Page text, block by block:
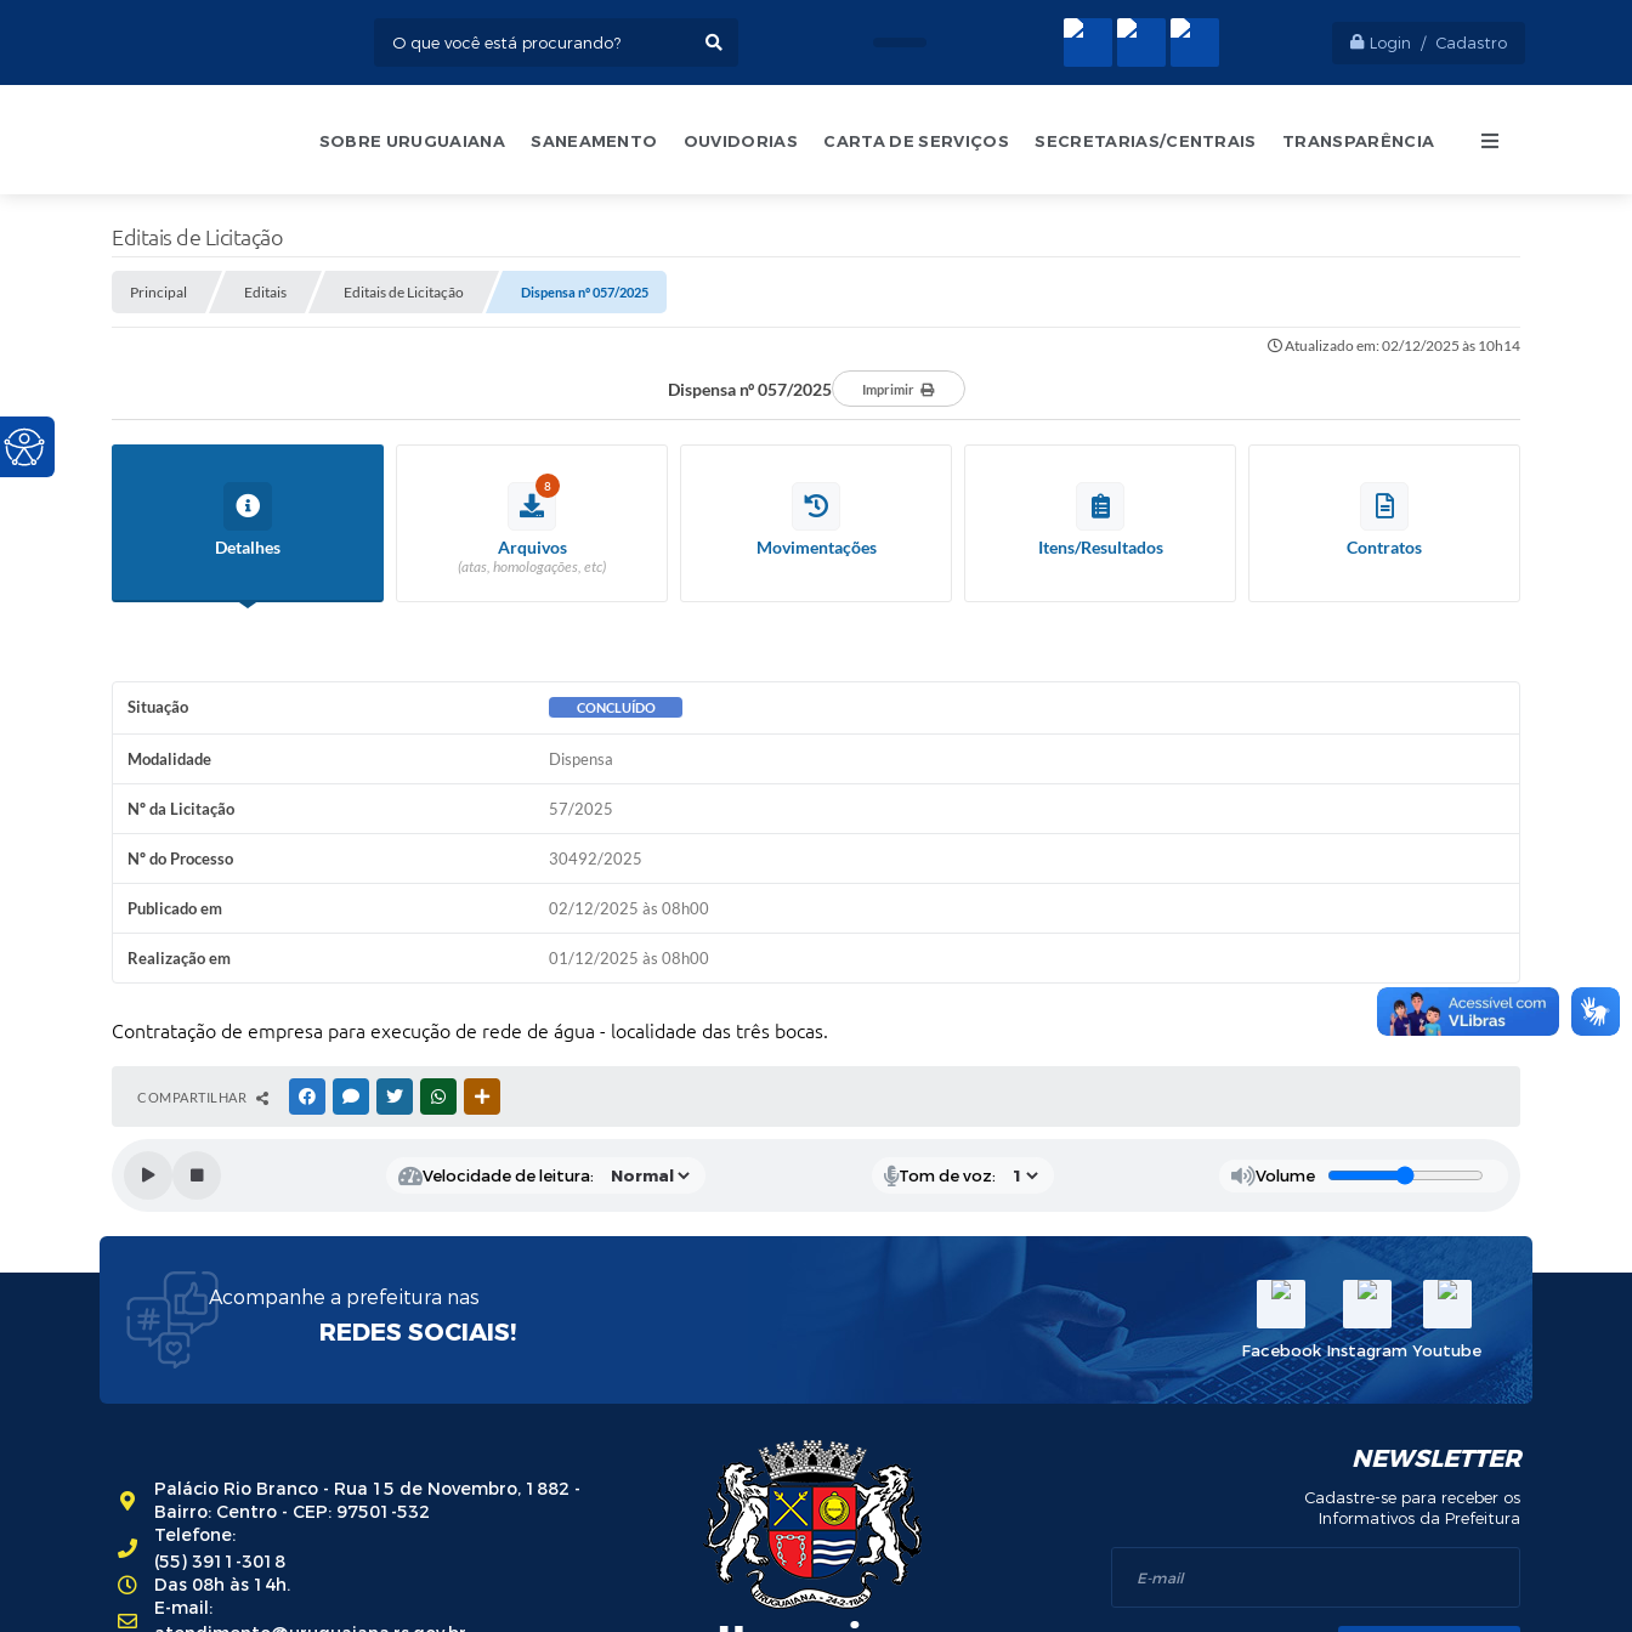
Login / Cadastro
SOBRE URUGUAIANA SANEAMENTO OUVIDORIAS CARTA DE SERVIÇOS SECRETARIAS/CENTRAIS TRANSPARÊNCIA
Editais de Licitação
Principal Editais Editais de Licitação Dispensa nº 057/2025
Atualizado em: 02/12/2025 às 10h14
Dispensa nº 057/2025 Imprimir
Detalhes
8
Arquivos
(atas, homologações, etc)
Movimentações Itens/Resultados Contratos
Situação CONCLUÍDO
Modalidade Dispensa
Nº da Licitação 57/2025
Nº do Processo 30492/2025
Publicado em 02/12/2025 às 08h00
Realização em 01/12/2025 às 08h00
Contratação de empresa para execução de rede de água - localidade das três bocas.
COMPARTILHAR FACEBOOKMESSENGER
TWITTERWHATSAPP
Velocidade de leitura: Tom de voz: Volume
Acompanhe a prefeitura nas
REDES SOCIAIS!
Facebook Instagram Youtube
Palácio Rio Branco - Rua 15 de Novembro, 1882 -
Bairro: Centro - CEP: 97501-532
Telefone:
(55) 3911-3018
Das 08h às 14h.
E-mail:
NEWSLETTER
Cadastre-se para receber os
Informativos da Prefeitura